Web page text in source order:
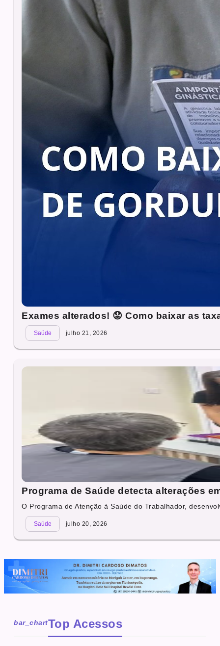
Exames alterados! 😟 Como baixar as
Saúde julho 21, 2026
Programa de Saúde detecta alterações
O Programa de Atenção à Saúde do Trabalhador,
Saúde julho 20, 2026
bar_chartTop Acessos